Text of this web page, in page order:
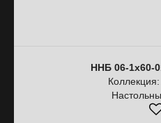
ННБ 06-1х60-
Коллекция: